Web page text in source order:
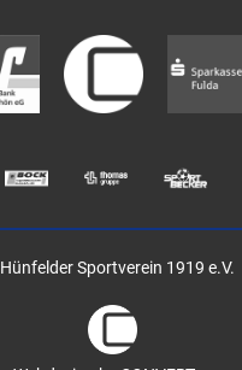
Hünfelder Sportverein 1919 e.V.